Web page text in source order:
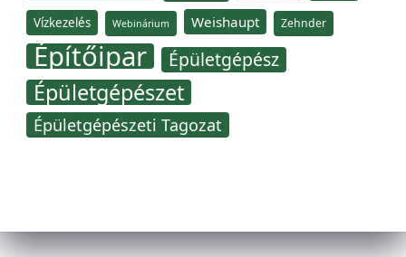
Vízkezelés Webinárium Weishaupt Zehnder
Építőipar Épületgépész
Épületgépészet
Épületgépészeti Tagozat